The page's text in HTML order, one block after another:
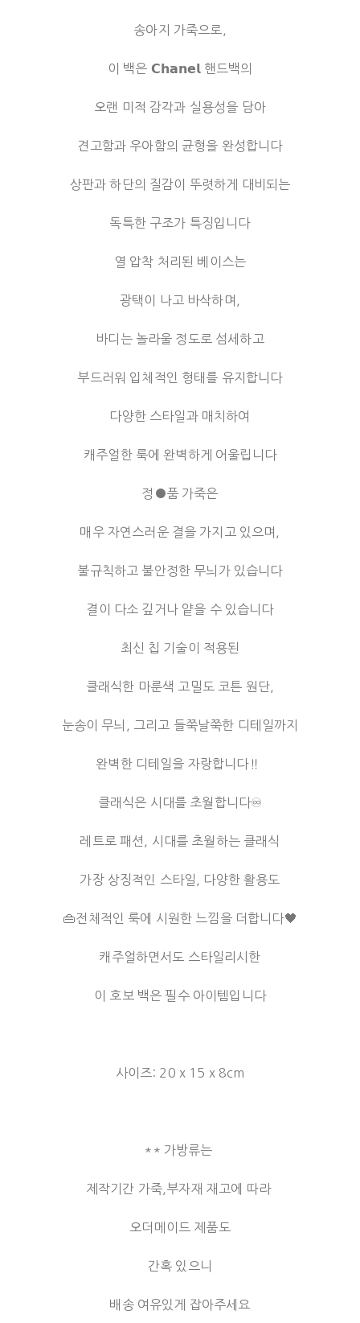
송아지 가죽으로,
이 백은 𝗖𝗵𝗮𝗻𝗲𝗹 핸드백의
오랜 미적 감각과 실용성을 담아
견고함과 우아함의 균형을 완성합니다
상판과 하단의 질감이 뚜렷하게 대비되는
독특한 구조가 특징입니다
열 압착 처리된 베이스는
광택이 나고 바삭하며,
바디는 놀라울 정도로 섬세하고
부드러워 입체적인 형태를 유지합니다
다양한 스타일과 매치하여
캐주얼한 룩에 완벽하게 어울립니다
정●품 가죽은
매우 자연스러운 결을 가지고 있으며,
불규칙하고 불안정한 무늬가 있습니다
결이 다소 깊거나 얕을 수 있습니다
최신 칩 기술이 적용된
클래식한 마룬색 고밀도 코튼 원단,
눈송이 무늬, 그리고 들쭉날쭉한 디테일까지
완벽한 디테일을 자랑합니다‼ ️
클래식은 시대를 초월합니다♾️
레트로 패션, 시대를 초월하는 클래식
가장 상징적인 스타일, 다양한 활용도
👜전체적인 룩에 시원한 느낌을 더합니다🖤
캐주얼하면서도 스타일리시한
이 호보 백은 필수 아이템입니다
사이즈: 20 x 15 x 8cm
** 가방류는
제작기간 가죽,부자재 재고에 따라
오더메이드 제품도
간혹 있으니
배송 여유있게 잡아주세요